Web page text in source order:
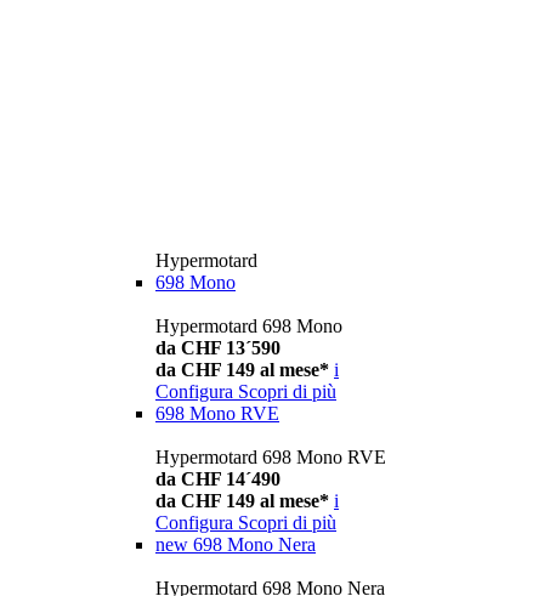
Hypermotard
698 Mono
Hypermotard 698 Mono
da CHF 13´590
da CHF 149 al mese* i
Configura Scopri di più
698 Mono RVE
Hypermotard 698 Mono RVE
da CHF 14´490
da CHF 149 al mese* i
Configura Scopri di più
new 698 Mono Nera
Hypermotard 698 Mono Nera